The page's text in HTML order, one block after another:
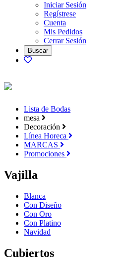
Iniciar Sesión
Regístrese
Cuenta
Mis Pedidos
Cerrar Sesión
Lista de Bodas
mesa
Decoración
Línea Horeca
MARCAS
Promociones
Vajilla
Blanca
Con Diseño
Con Oro
Con Platino
Navidad
Cubiertos